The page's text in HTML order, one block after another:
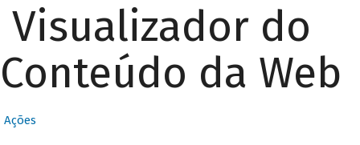
Visualizador do
Conteúdo da Web
Ações